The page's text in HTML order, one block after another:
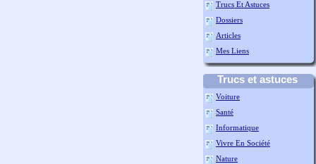
Trucs Et Astuces
Dossiers
Articles
Mes Liens
Trucs et astuces
Voiture
Santé
Informatique
Vivre En Société
Nature